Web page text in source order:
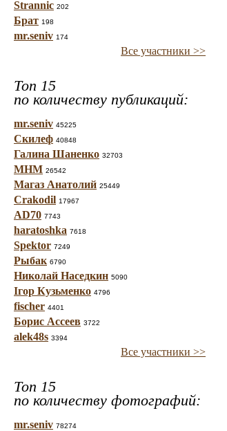
Strannic 202
Брат 198
mr.seniv 174
Все участники >>
Топ 15
по количеству публикаций:
mr.seniv 45225
Скилеф 40848
Галина Шаненко 32703
МНМ 26542
Магаз Анатолий 25449
Crakodil 17967
AD70 7743
haratoshka 7618
Spektor 7249
Рыбак 6790
Николай Наседкин 5090
Ігор Кузьменко 4796
fischer 4401
Борис Ассеев 3722
alek48s 3394
Все участники >>
Топ 15
по количеству фотографий:
mr.seniv 78274